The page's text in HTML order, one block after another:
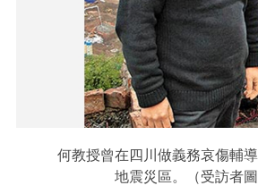
何教授曾在四川做義務哀傷輔
地震災區。（受訪者圖